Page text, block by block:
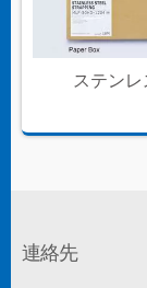
ステン
連絡先